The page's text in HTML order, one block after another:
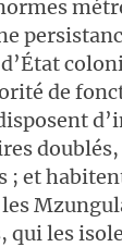
de
; et
qui les